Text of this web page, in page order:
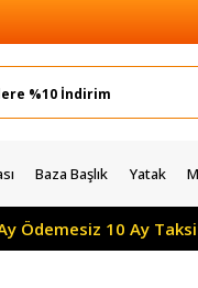
Baza Başlık Yatak
10 Ay Taksitle